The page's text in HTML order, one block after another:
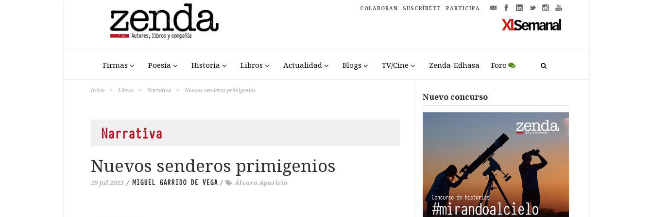
COLABORAN SUSCRÍBETE PARTICIPA
Firmas Poesía Historia Libros Actualidad Blogs TV/Cine Zenda-Edhasa Foro
Inicio > Libros > Narrativa > Nuevos senderos primigenios
Narrativa
Nuevos senderos primigenios
29 Jul 2023 / MIGUEL GARRIDO DE VEGA / Álvaro Aparicio
Nuevo concurso